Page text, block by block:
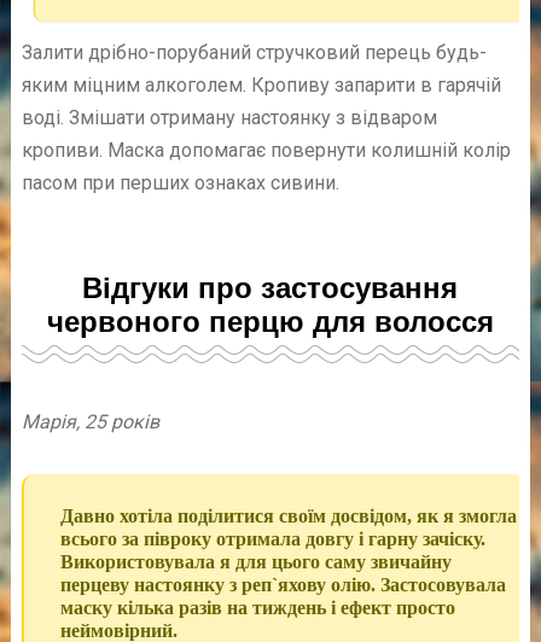
Залити дрібно-порубаний стручковий перець будь-
яким міцним алкоголем. Кропиву запарити в гарячій
воді. Змішати отриману настоянку з відваром
кропиви. Маска допомагає повернути колишній колір
пасом при перших ознаках сивини.
Відгуки про застосування
червоного перцю для волосся
Марія, 25 років
Давно хотіла поділитися своїм досвідом, як я змогла
всього за півроку отримала довгу і гарну зачіску.
Використовувала я для цього саму звичайну
перцеву настоянку з реп`яхову олію. Застосовувала
маску кілька разів на тиждень і ефект просто
неймовірний.